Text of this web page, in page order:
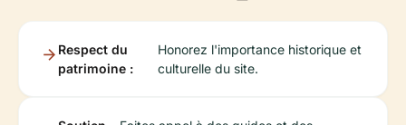
Respect du
patrimoine :
Honorez l'importance historique et
culturelle du site.